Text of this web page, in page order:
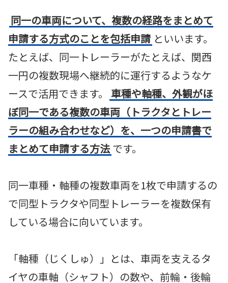
同一の車両について、複数の経路をまとめて
申請する方式のことを包括申請 といいます。
たとえば、同一トレーラーがたとえば、関西
一円の複数現場へ継続的に運行するようなケ
ースで活用できます。
車種や軸種、外観がほ
ぼ同一である複数の車両（トラクタとトレー
ラーの組み合わせなど）を、一つの申請書で
まとめて申請する方法 です。
同一車種・軸種の複数車両を1枚で申請するの
で同型トラクタや同型トレーラーを複数保有
している場合に向いています。
「軸種（じくしゅ）」とは、車両を支えるタ
イヤの車軸（シャフト）の数や、前輪・後輪